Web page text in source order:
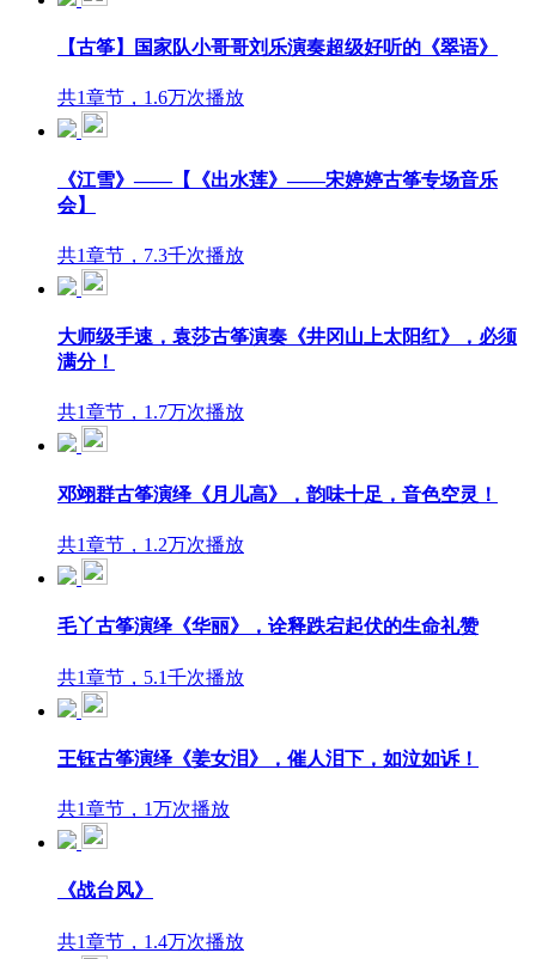
【古筝】国家队小哥哥刘乐演奏超级好听的《翠语》
共1章节，1.6万次播放
《江雪》——【《出水莲》——宋婷婷古筝专场音乐
会】
共1章节，7.3千次播放
大师级手速，袁莎古筝演奏《井冈山上太阳红》，必须
满分！
共1章节，1.7万次播放
邓翊群古筝演绎《月儿高》，韵味十足，音色空灵！
共1章节，1.2万次播放
毛丫古筝演绎《华丽》，诠释跌宕起伏的生命礼赞
共1章节，5.1千次播放
王钰古筝演绎《姜女泪》，催人泪下，如泣如诉！
共1章节，1万次播放
《战台风》
共1章节，1.4万次播放